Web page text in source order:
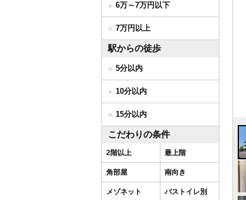
6万～7万円以下
7万円以上
駅からの徒歩
5分以内
10分以内
15分以内
こだわりの条件
2階以上 最上階
角部屋 南向き
メゾネット バストイレ別